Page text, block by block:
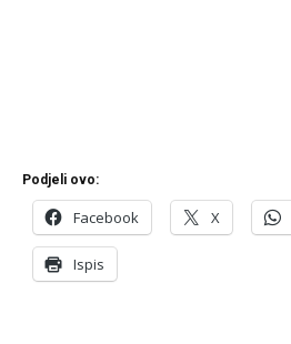
Podjeli ovo:
Facebook X
Ispis